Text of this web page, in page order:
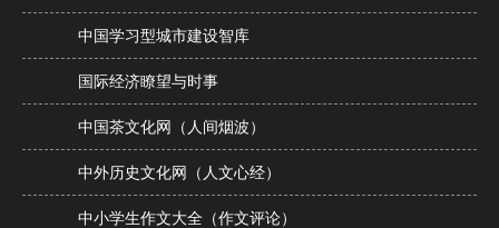
中国学习型城市建设智库
国际经济瞭望与时事
中国茶文化网（人间烟波）
中外历史文化网（人文心经）
中小学生作文大全（作文评论）